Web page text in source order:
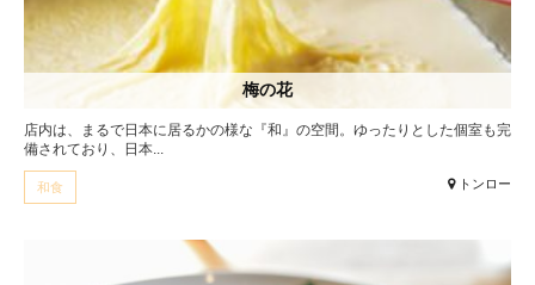
梅の花
店内は、まるで日本に居るかの様な『和』の空間。ゆったりとした個室も完
備されており、日本...
トンロー
和食